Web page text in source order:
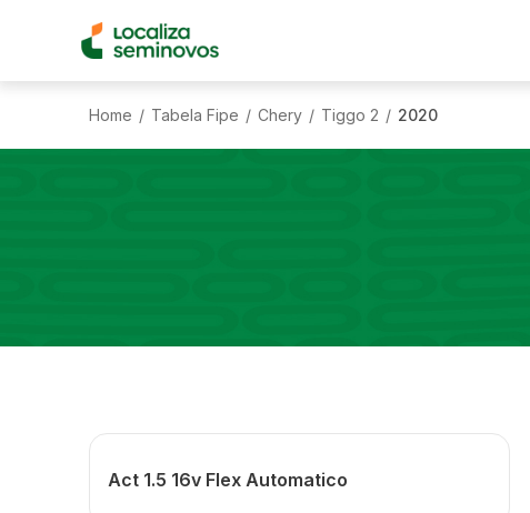
Home / Tabela Fipe / Chery / Tiggo 2 / 2020
Act 1.5 16v Flex Automatico